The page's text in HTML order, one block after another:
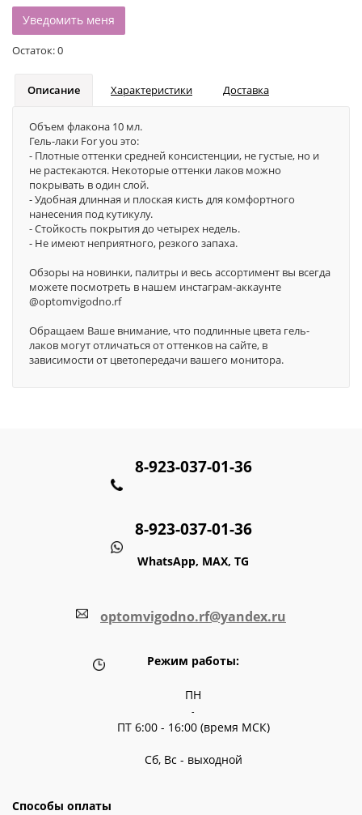
Уведомить меня
Остаток:0
Описание Характеристики Доставка
Объем флакона 10 мл.
Гель-лаки For you это:
- Плотные оттенки средней консистенции, не густые, но и
не растекаются. Некоторые оттенки лаков можно
покрывать в один слой.
- Удобная длинная и плоская кисть для комфортного
нанесения под кутикулу.
- Стойкость покрытия до четырех недель.
- Не имеют неприятного, резкого запаха.
Обзоры на новинки, палитры и весь ассортимент вы всегда
можете посмотреть в нашем инстаграм-аккаунте
@optomvigodno.rf
Обращаем Ваше внимание, что подлинные цвета гель-
лаков могут отличаться от оттенков на сайте, в
зависимости от цветопередачи вашего монитора.
8-923-037-01-36
8-923-037-01-36
WhatsApp, MAX, TG
optomvigodno.rf@yandex.ru
Режим работы:
ПН
-
ПТ 6:00 - 16:00 (время МСК)
Сб, Вс - выходной
Способы оплаты